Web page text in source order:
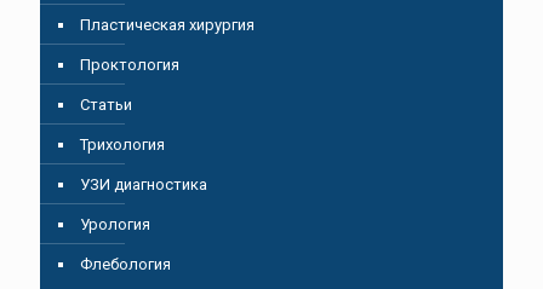
Пластическая хирургия
Проктология
Статьи
Трихология
УЗИ диагностика
Урология
Флебология